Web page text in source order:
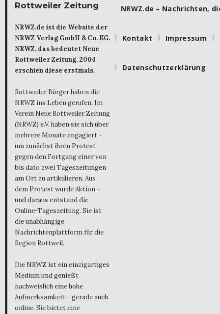
Rottweiler Zeitung
NRWZ.de ist die Website der
NRWZ Verlag GmbH & Co. KG.
NRWZ, das bedeutet Neue
Rottweiler Zeitung. 2004
erschien diese erstmals.
Rottweiler Bürger haben die
NRWZ ins Leben gerufen. Im
Verein Neue Rottweiler Zeitung
(NRWZ) e.V. haben sie sich über
mehrere Monate engagiert –
um zunächst ihren Protest
gegen den Fortgang einer von
bis dato zwei Tageszeitungen
am Ort zu artikulieren. Aus
dem Protest wurde Aktion –
und daraus entstand die
Online-Tageszeitung. Sie ist
die unabhängige
Nachrichtenplattform für die
Region Rottweil.
Die NRWZ ist ein einzigartiges
Medium und genießt
nachweislich eine hohe
Aufmerksamkeit – gerade auch
online. Sie bietet eine
NRWZ.de – Nachrichten,
Kontakt Impressum
Datenschutzerklärung